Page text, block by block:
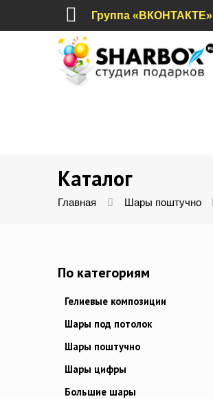
Группа «ВКОНТАКТЕ»
Каталог
Главная Шары поштучно
По категориям
Гелиевые композиции
Шары под потолок
Шары поштучно
Шары цифры
Большие шары